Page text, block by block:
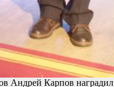
Андрей Карпов